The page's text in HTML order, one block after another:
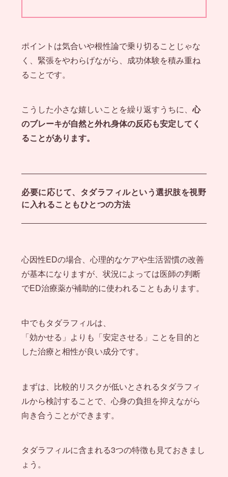
ポイントは気合いや根性論で乗り切ることじゃな
く、緊張をやわらげながら、成功体験を積み重ね
ることです。
こうした小さな嬉しいことを繰り返すうちに、心
のブレーキが自然と外れ身体の反応も安定してく
ることがあります。
必要に応じて、タダラフィルという選択肢を視野
に入れることもひとつの方法
心因性EDの場合、心理的なケアや生活習慣の改善
が基本になりますが、状況によっては医師の判断
でED治療薬が補助的に使われることもあります。
中でもタダラフィルは、
「効かせる」よりも「安定させる」ことを目的と
した治療と相性が良い成分です。
まずは、比較的リスクが低いとされるタダラフィ
ルから検討することで、心身の負担を抑えながら
向き合うことができます。
タダラフィルに含まれる3つの特徴も見ておきまし
ょう。